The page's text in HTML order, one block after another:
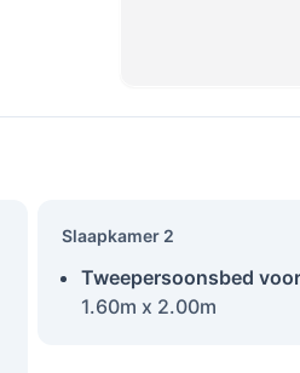
Slaapkamer 2
Tweepersoonsbed
1.60m x 2.00m